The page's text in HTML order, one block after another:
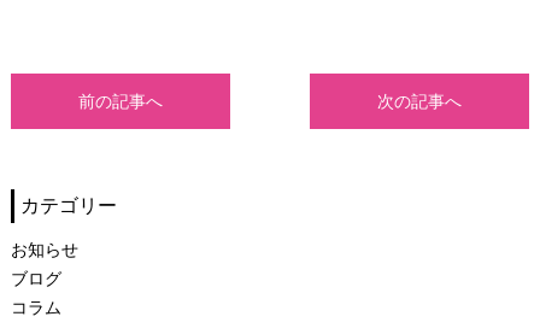
前の記事へ 次の記事へ
カテゴリー
お知らせ
ブログ
コラム